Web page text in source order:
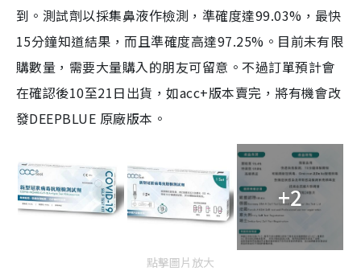
到。測試劑以採集鼻液作檢測，準確度達99.03%，最快
15分鐘知道結果，而且準確度高達97.25%。目前未有限
購數量，需要大量購入的朋友可留意。不過訂單預計會
在確認後10至21日出貨，如acc+版本賣完，將有機會改
發DEEPBLUE 原廠版本。
+2
點擊圖片放大